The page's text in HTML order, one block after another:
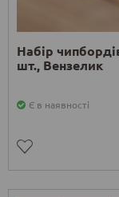
Набір
шт., Вензелик
Є в наявності